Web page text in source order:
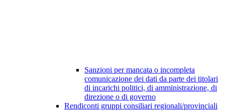
Sanzioni per mancata o incompleta
comunicazione dei dati da parte dei titolari
di incarichi politici, di amministrazione, di
direzione o di governo
Rendiconti gruppi consiliari regionali/provinciali